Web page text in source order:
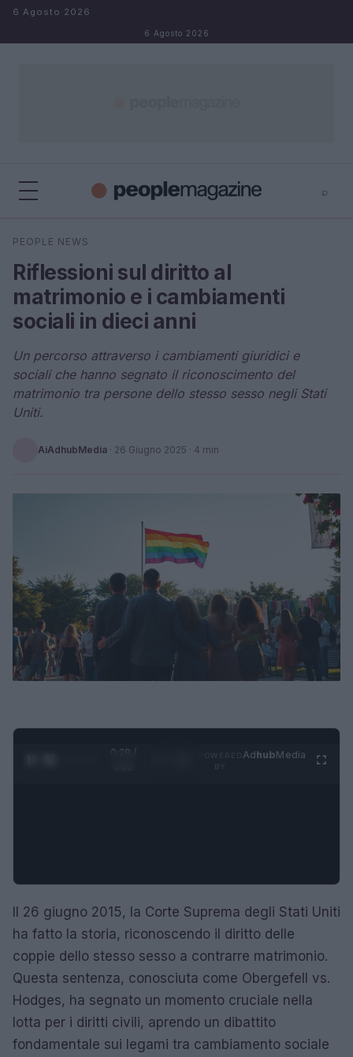
Salta al contenuto
6 Agosto 2026
6 Agosto 2026
⌕
Cerca
PEOPLE NEWS
Riflessioni sul diritto al
matrimonio e i cambiamenti
sociali in dieci anni
Un percorso attraverso i cambiamenti giuridici e
sociali che hanno segnato il riconoscimento del
matrimonio tra persone dello stesso sesso negli Stati
Uniti.
AiAdhubMedia · 26 Giugno 2025 · 4 min
0:29 /
AdhubMedia
Il 26 giugno 2015, la Corte Suprema degli Stati Uniti
ha fatto la storia, riconoscendo il diritto delle
coppie dello stesso sesso a contrarre matrimonio.
Questa sentenza, conosciuta come Obergefell vs.
Hodges, ha segnato un momento cruciale nella
lotta per i diritti civili, aprendo un dibattito
fondamentale sui legami tra cambiamento sociale